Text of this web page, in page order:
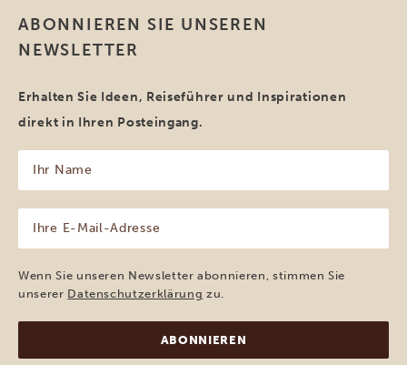
ABONNIEREN SIE UNSEREN
NEWSLETTER
Erhalten Sie Ideen, Reiseführer und Inspirationen
direkt in Ihren Posteingang.
Name
(erforderlich)
Mail-
Adresse
(erforderlich)
Wenn Sie unseren Newsletter abonnieren, stimmen Sie
unserer Datenschutzerklärung zu.